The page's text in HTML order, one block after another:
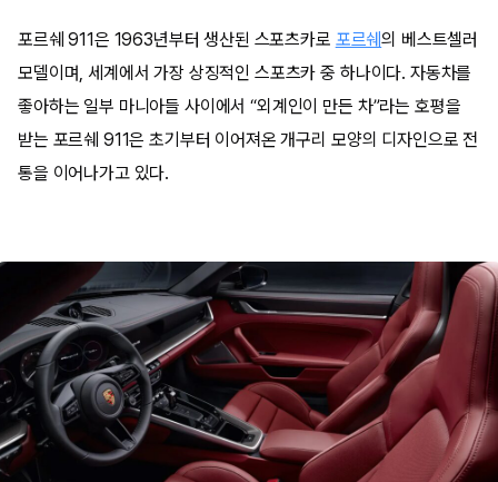
포르쉐 911은 1963년부터 생산된 스포츠카로 포르쉐의 베스트셀러
모델이며, 세계에서 가장 상징적인 스포츠카 중 하나이다. 자동차를
좋아하는 일부 마니아들 사이에서 “외계인이 만든 차”라는 호평을
받는 포르쉐 911은 초기부터 이어져온 개구리 모양의 디자인으로 전
통을 이어나가고 있다.